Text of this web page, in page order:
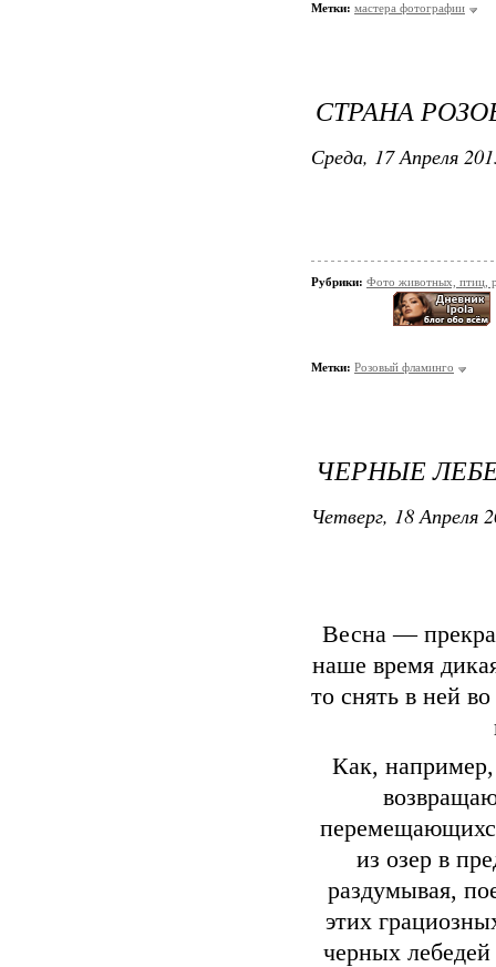
Метки: мастера фотографии
СТРАНА
Среда, 17 Апреля
Рубрики: Фото животных, птиц,
Метки: Розовый фламинго
ЧЕРНЫЕ
Четверг, 18 Апреля
Весна —
наше время
то снять в ней
Как, например,
из озер в
раздумывая,
этих
черных